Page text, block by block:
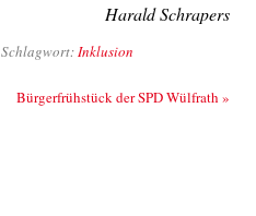
Harald Schrapers
Schlagwort:Inklusion
Bürgerfrühstück der SPD Wülfrath »